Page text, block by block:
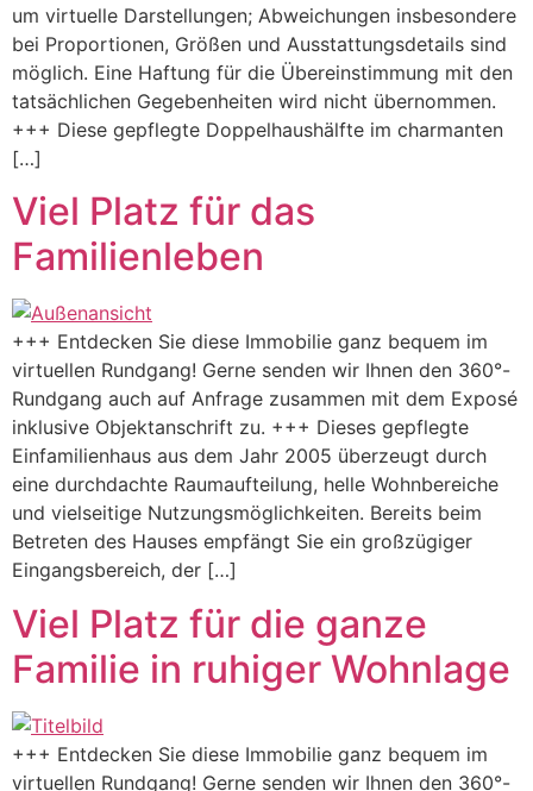
um virtuelle Darstellungen; Abweichungen insbesondere
bei Proportionen, Größen und Ausstattungsdetails sind
möglich. Eine Haftung für die Übereinstimmung mit den
tatsächlichen Gegebenheiten wird nicht übernommen.
+++ Diese gepflegte Doppelhaushälfte im charmanten
[…]
Viel Platz für das
Familienleben
+++ Entdecken Sie diese Immobilie ganz bequem im
virtuellen Rundgang! Gerne senden wir Ihnen den 360°-
Rundgang auch auf Anfrage zusammen mit dem Exposé
inklusive Objektanschrift zu. +++ Dieses gepflegte
Einfamilienhaus aus dem Jahr 2005 überzeugt durch
eine durchdachte Raumaufteilung, helle Wohnbereiche
und vielseitige Nutzungsmöglichkeiten. Bereits beim
Betreten des Hauses empfängt Sie ein großzügiger
Eingangsbereich, der […]
Viel Platz für die ganze
Familie in ruhiger Wohnlage
+++ Entdecken Sie diese Immobilie ganz bequem im
virtuellen Rundgang! Gerne senden wir Ihnen den 360°-